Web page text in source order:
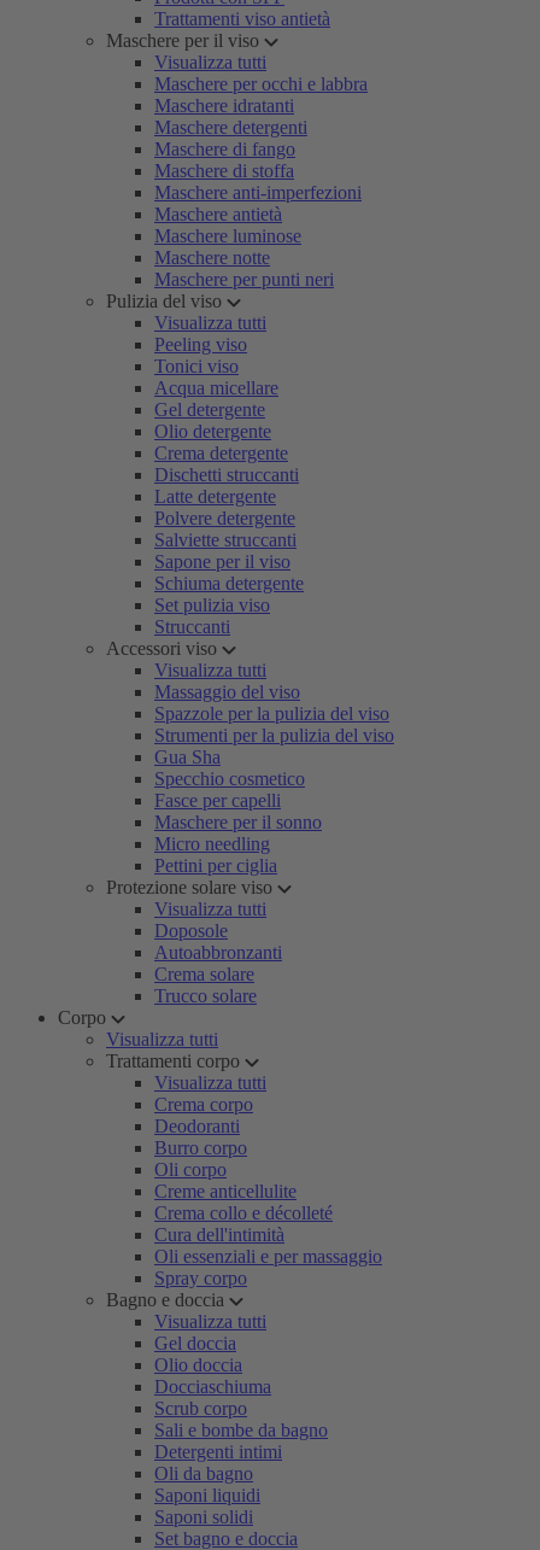
Trattamenti viso antietà
Maschere per il viso
Visualizza tutti
Maschere per occhi e labbra
Maschere idratanti
Maschere detergenti
Maschere di fango
Maschere di stoffa
Maschere anti-imperfezioni
Maschere antietà
Maschere luminose
Maschere notte
Maschere per punti neri
Pulizia del viso
Visualizza tutti
Peeling viso
Tonici viso
Acqua micellare
Gel detergente
Olio detergente
Crema detergente
Dischetti struccanti
Latte detergente
Polvere detergente
Salviette struccanti
Sapone per il viso
Schiuma detergente
Set pulizia viso
Struccanti
Accessori viso
Visualizza tutti
Massaggio del viso
Spazzole per la pulizia del viso
Strumenti per la pulizia del viso
Gua Sha
Specchio cosmetico
Fasce per capelli
Maschere per il sonno
Micro needling
Pettini per ciglia
Protezione solare viso
Visualizza tutti
Doposole
Autoabbronzanti
Crema solare
Trucco solare
Corpo
Visualizza tutti
Trattamenti corpo
Visualizza tutti
Crema corpo
Deodoranti
Burro corpo
Oli corpo
Creme anticellulite
Crema collo e décolleté
Cura dell'intimità
Oli essenziali e per massaggio
Spray corpo
Bagno e doccia
Visualizza tutti
Gel doccia
Olio doccia
Docciaschiuma
Scrub corpo
Sali e bombe da bagno
Detergenti intimi
Oli da bagno
Saponi liquidi
Saponi solidi
Set bagno e doccia